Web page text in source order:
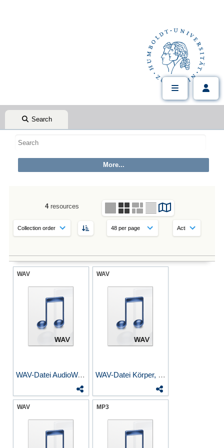
Search
4 resources
WAV
WAV-Datei AudioWalk...
WAV
WAV-Datei Körper, Bewegung
WAV MP3